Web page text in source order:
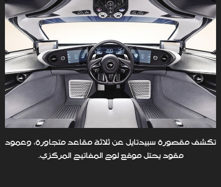
تكشف مقصورة سبيدتايل عن ثلاثة مقاعد متجاورة، وعمود
مقود يحتل موقع لوح المفاتيح المركزي.